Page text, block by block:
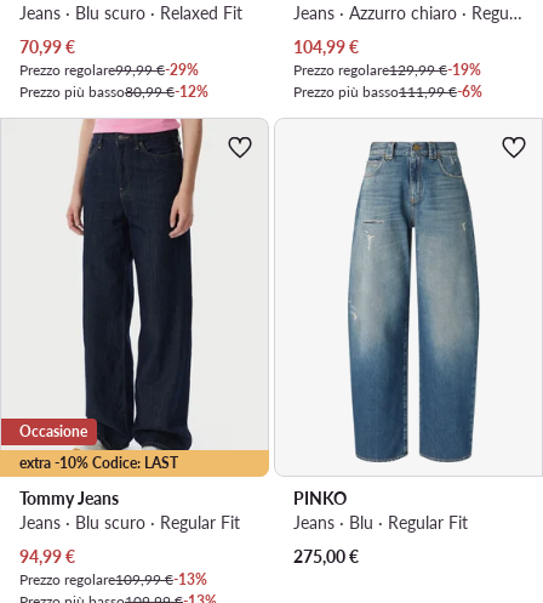
Jeans · Blu scuro · Relaxed Fit
Prezzo attuale
70,99€
Prezzo regolare99,99 €-29%
Prezzo più basso80,99 €-12%
Jeans · Azzurro chiaro · Regular Fit
Prezzo attuale
104,99€
Prezzo regolare129,99 €-19%
Prezzo più basso111,99 €-6%
extra -10% Codice: LAST
Occasione
Tommy Jeans
Jeans · Blu scuro · Regular Fit
Prezzo attuale
94,99€
Prezzo regolare109,99 €-13%
PINKO
Jeans · Blu · Regular Fit
275,00€